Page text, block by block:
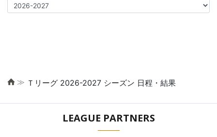
≫ Ｔリーグ 2026-2027 シーズン 日程・結果
LEAGUE PARTNERS